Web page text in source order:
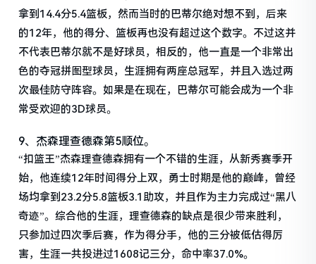
拿到14.4分5.4篮板，然而当时的巴蒂尔绝对想不到，后来
的12年，他的得分、篮板再也没有超过这个数字。不过这并
不代表巴蒂尔就不是好球员，相反的，他一直是一个非常出
色的夺冠拼图型球员，生涯拥有两座总冠军，并且入选过两
次最佳防守阵容。如果是在现在，巴蒂尔可能会成为一个非
常受欢迎的3D球员。
9、杰森理查德森第5顺位。
“扣篮王”杰森理查德森拥有一个不错的生涯，从新秀赛季开
始，他连续12年时间得分上双，勇士时期是他的巅峰，曾经
场均拿到23.2分5.8篮板3.1助攻，并且作为主力完成过“黑八
奇迹”。综合他的生涯，理查德森的缺点是很少带来胜利，
只参加过四次季后赛，作为得分手，他的三分被低估得厉
害，生涯一共投进过1608记三分，命中率37.0%。